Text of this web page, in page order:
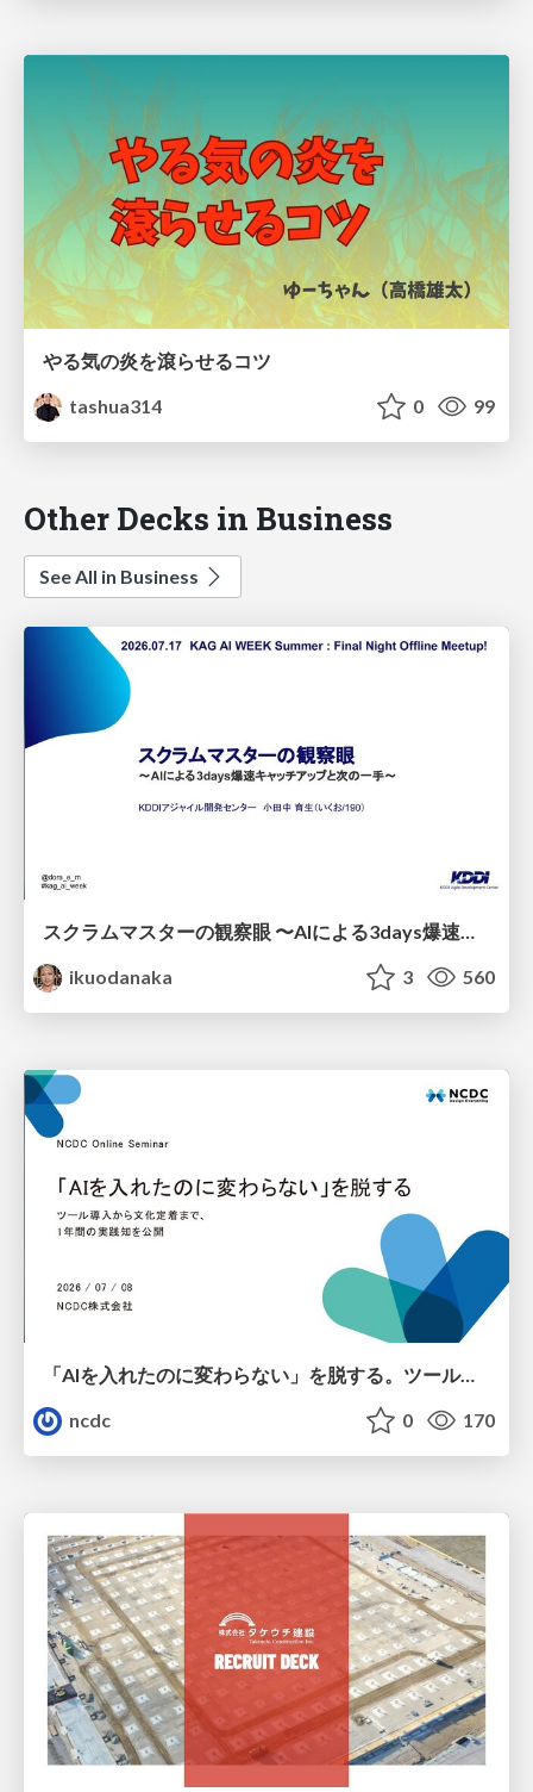
やる気の炎を滾らせるコツ
tashua314
0 99
Other Decks in Business
See All in Business
スクラムマスターの観察眼 〜AIによる3days爆速キャッチアップと次の一手〜/The Scrum Master's Insight: Lightning-Fast 3-Day Catch-Up with AI and the Next Move
ikuodanaka
3 560
「AIを入れたのに変わらない」を脱する。ツール導入から文化定着まで、1年間の実践知を公開
ncdc
0 170